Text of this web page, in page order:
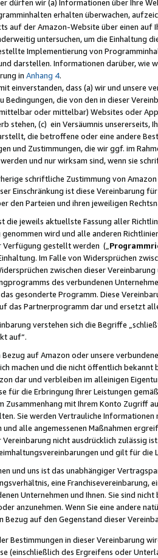
dürfen wir (a) Informationen über Ihre
erhalten überwachen,
auf der Amazon-Website über einen
untersuchen, um die Einhaltung
Implementierung von
darstellen. Informationen darüber, wie
in Anhang 4.
einverstanden, dass (a) wir und
Bedingungen, die von den in dieser
oder mittelbar) Websites oder
stehen, (c) ein Versäumnis unsererseits,
die betroffene oder eine andere
und Zustimmungen, die wir ggf. im
und nur wirksam sind, wenn sie
schriftliche Zustimmung von
Einschränkung ist diese Vereinbarung
den Parteien und ihren jeweiligen
die jeweils aktuellste Fassung aller
wird und alle anderen
Verfügung gestellt werden („
Im Falle von Widersprüchen
zwischen dieser
des verbundenen
gesonderte Programm. Diese
das Partnerprogramm dar und ersetzt
verstehen sich die Begriffe
auf“.
auf Amazon oder unsere
machen und die nicht öffentlich
dar und verbleiben im alleinigen
für die Erbringung Ihrer Leistungen
Zusammenhang mit Ihrem Konto
Sie werden Vertrauliche
und alle angemessenen Maßnahmen
nicht ausdrücklich zulässig
und gilt für die
und uns ist das unabhängiger
eine Franchisevereinbarung,
Unternehmen und Ihnen. Sie sind
anzunehmen. Wenn Sie eine andere
Bezug auf den Gegenstand dieser
Bestimmungen in dieser Vereinbarung
(einschließlich des Ergreifens oder